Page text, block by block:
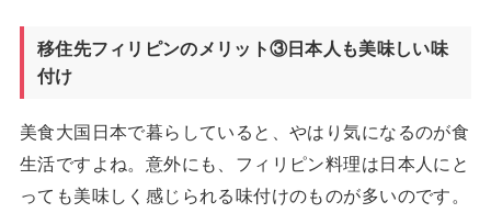
移住先フィリピンのメリット③日本人も美味しい味
付け
美食大国日本で暮らしていると、やはり気になるのが食
生活ですよね。意外にも、フィリピン料理は日本人にと
っても美味しく感じられる味付けのものが多いのです。